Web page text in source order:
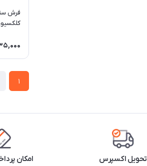
1
تحویل اکسپرس امکان